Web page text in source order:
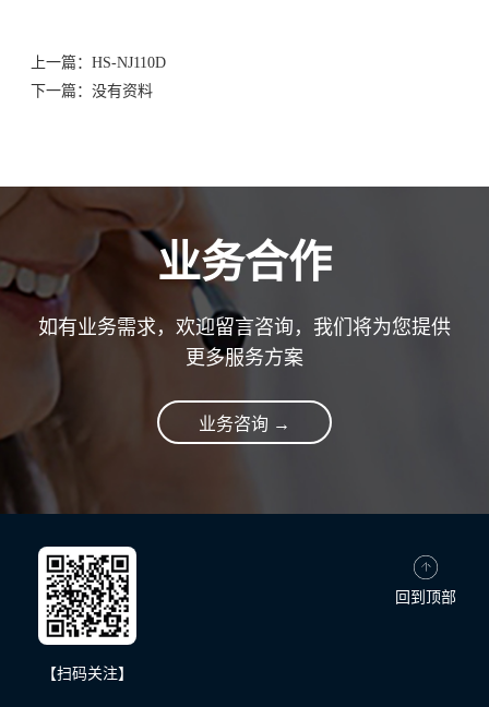
上一篇： HS-NJ110D
下一篇： 没有资料
业务合作
如有业务需求，欢迎留言咨询，我们将为您提供
更多服务方案
业务咨询 →
【扫码关注】
回到顶部